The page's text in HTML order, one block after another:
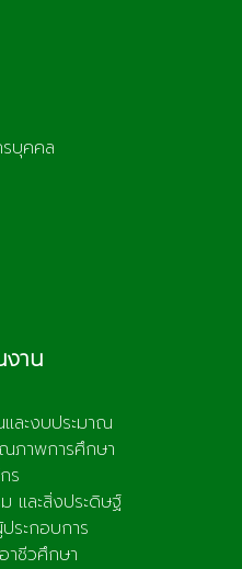
บุคคล
าน
ละงบประมาณ
ภาพการศึกษา
ร
และสิ่งประดิษฐ์
ระกอบการ
าชีวศึกษา